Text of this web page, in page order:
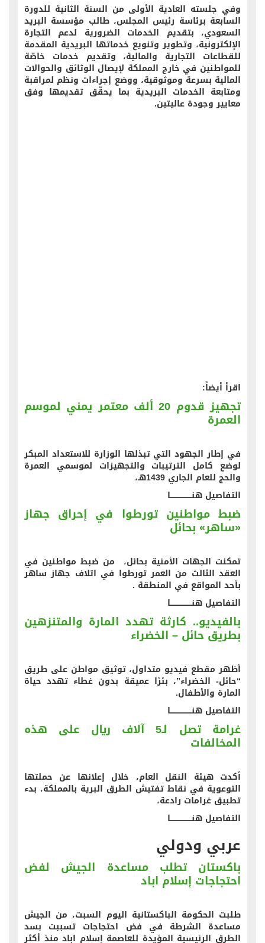
وفي جلسته العادية الأولى من السنة الثانية للدورة
السابعة برئاسة رئيس المجلس، طالب مؤسسة البريد
السعودي، بتقديم الخدمات الضرورية لدعم التجارة
الإلكترونية، وتطوير وتنويع خدماتها البريدية المقدمة
للقطاعات التجارية والمالية، وتقديم خدمات خاصّة
للمواطنين في خارج المملكة لإيصال الوثائق والحوالات
المالية بسرعة وموثوقية، ووضع إجراءات ونظم لمراقبة
ومتابعة الخدمات البريدية بما يحقّق تقديمها وفق
معايير وجودة عاليتين.
اقرأ أيضاً:
تجهيز قدوم 20 ألف معتمر يمني لموسم
العمرة
في إطار الجهود التي تبذلها الوزارة للاستعداد المبكر
لوضع كامل الترتيبات والتجهيزات لموسمي العمرة
والحج للعام الجاري 1439هـ،
التفاصيل هنــــــــــــــــــا
ضبط مواطنين تورطوا في إحراق جهاز
«ساهر» بحائل
تمكنت الجهات الأمنية بحائل، من ضبط مواطنين في
العقد الثالث من العمر تورطوا في اتلاف جهاز ساهر
بأحد المواقع في المنطقة .
التفاصيل هنــــــــــــــــــا
بالفيديو.. كارثة تهدد المارة والمتنزهين
بطريق حائل – الخضراء
أظهر مقطع فيديو متداول، توثيق مواطن على طريق
“حائل- الخضراء”، بئرًا عميقة بدون غطاء تهدد حياة
المارة والأطفال.
التفاصيل هنــــــــــــــــــا
غرامة تصل لـ5 آلاف ريال على هذه
المخالفات
أكدت هيئة النقل العام، خلال إعلانها عن حملتها
التوعوية في نقاط تفتيش الطرق البرية بالمملكة، بدء
تطبيق غرامات رادعة،
التفاصيل هنــــــــــــــــــا
عربي ودولي
باكستان تطلب مساعدة الجيش لفض
احتجاجات إسلام اباد
طلبت الحكومة الباكستانية اليوم السبت، من الجيش
مساعدة الشرطة في فض احتجاجات تسببت بسد
الطرق الرئيسية المؤيدة للعاصمة إسلام اباد منذ أكثر